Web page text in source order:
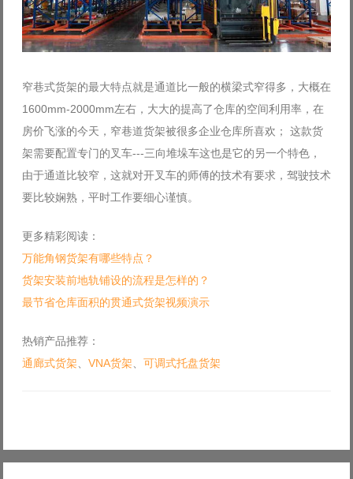
窄巷式货架的最大特点就是通道比一般的横梁式窄得多，大概在
1600mm-2000mm左右，大大的提高了仓库的空间利用率，在
房价飞涨的今天，窄巷道货架被很多企业仓库所喜欢； 这款货
架需要配置专门的叉车---三向堆垛车这也是它的另一个特色，
由于通道比较窄，这就对开叉车的师傅的技术有要求，驾驶技术
要比较娴熟，平时工作要细心谨慎。
更多精彩阅读：
万能角钢货架有哪些特点？
货架安装前地轨铺设的流程是怎样的？
最节省仓库面积的贯通式货架视频演示
热销产品推荐：
通廊式货架
VNA货架 可调式托盘货架